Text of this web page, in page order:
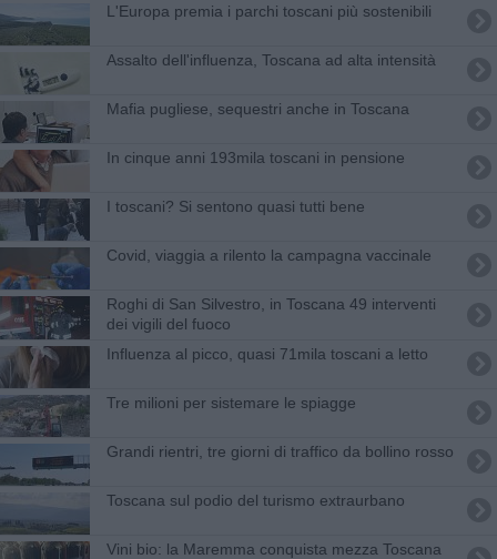
L'Europa premia i parchi toscani più sostenibili
Assalto dell'influenza, Toscana ad alta intensità
Mafia pugliese, sequestri anche in Toscana
In cinque anni 193mila toscani in pensione
I toscani? Si sentono quasi tutti bene
Covid, viaggia a rilento la campagna vaccinale
Roghi di San Silvestro, in Toscana 49 interventi
dei vigili del fuoco
Influenza al picco, quasi 71mila toscani a letto
Tre milioni per sistemare le spiagge
Grandi rientri, tre giorni di traffico da bollino rosso
Toscana sul podio del turismo extraurbano
Vini bio: la Maremma conquista mezza Toscana